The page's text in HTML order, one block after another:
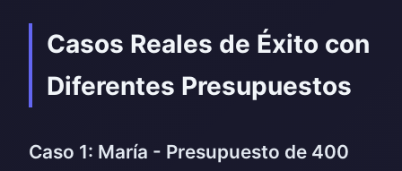
Casos Reales de Éxito con
Diferentes Presupuestos
Caso 1: María - Presupuesto de 400